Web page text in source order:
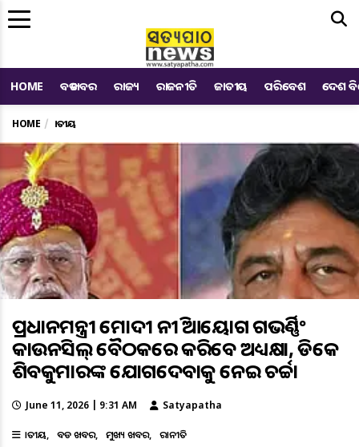
HOME ବଡ ଖବର ରାଜ୍ୟ ରାଜନୀତି ଜାତୀୟ ପରିବେଶ ଦେଶ
HOME ଜାତୀୟ
ପ୍ରଧାନମନ୍ତ୍ରୀ ମୋଦୀ ନୀତି ଆୟୋଗ ଗଭର୍ଣ୍ଣିଂ
କାଉନସିଲ୍ ବୈଠକରେ କରିବେ ଅଧ୍ୟକ୍ଷତା, ଡିକେ
ଶିବକୁମାରଙ୍କ ଯୋଗଦେବାକୁ ନେଇ ଚର୍ଚ୍ଚା
June 11, 2026 | 9:31 AM Satyapatha
ଜାତୀୟ ବଡ ଖବର ମୁଖ୍ୟ ଖବର ରାଜନୀତି